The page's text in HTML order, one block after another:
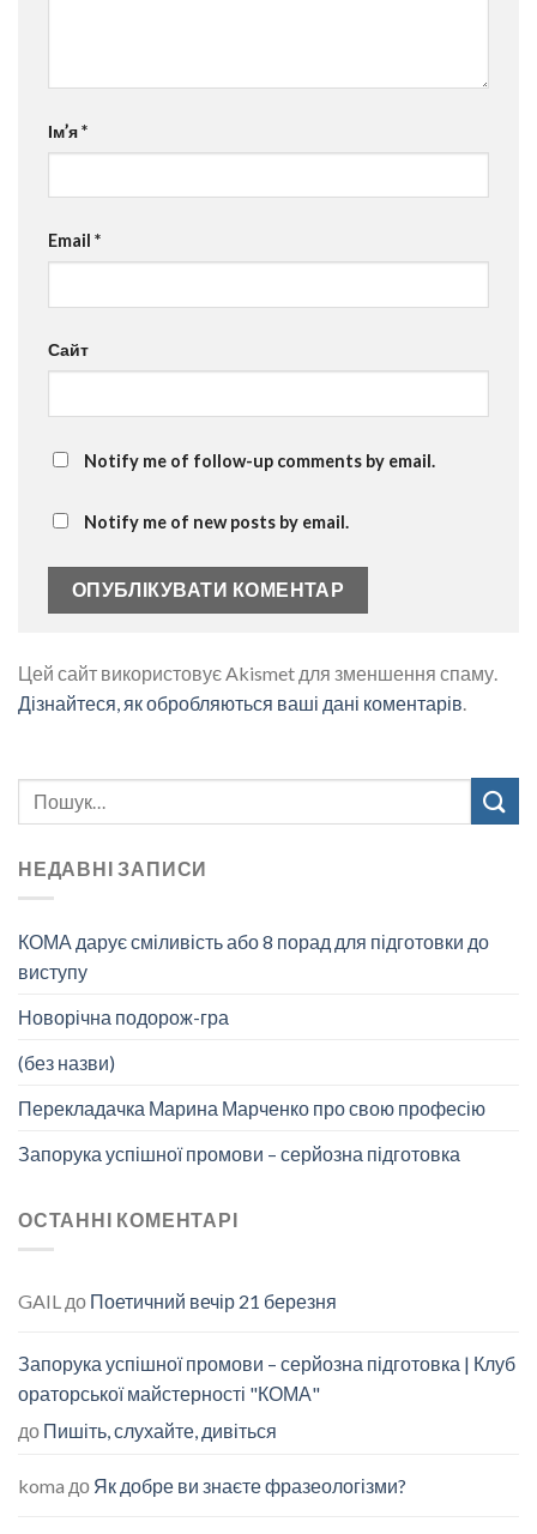
Ім’я*
Email *
Сайт
Notify me of follow-up comments by email.
Notify me of new posts by email.
Цей сайт використовує Akismet для зменшення спаму.
Дізнайтеся, як обробляються ваші дані коментарів
НЕДАВНІ ЗАПИСИ
КОМА дарує сміливість або 8 порад для підготовки до
виступу
Новорічна подорож-гра
(без назви)
Перекладачка Марина Марченко про свою професію
Запорука успішної промови – серйозна підготовка
ОСТАННІ КОМЕНТАРІ
GAIL до Поетичний вечір 21 березня
Запорука успішної промови – серйозна підготовка | Клуб
ораторської майстерності "КОМА"
до Пишіть, слухайте, дивіться
koma до Як добре ви знаєте фразеологізми?